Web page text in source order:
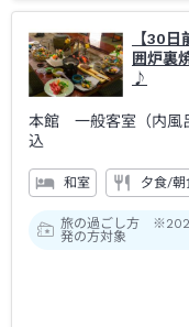
【30
囲炉裏
♪
本館 一般客室（内風
込
和室 夕食/朝
旅の過ごし方
発の方対象